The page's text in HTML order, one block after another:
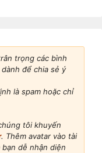
trọng các bình
để chia sẻ ý
là spam hoặc chỉ
tôi khuyến
. Thêm avatar vào tài
dễ nhận diện